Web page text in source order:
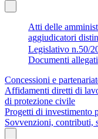
Atti delle
aggiudicatori
Legislativo n.50/
Documenti allegati
Concessioni e
Affidamenti diretti di
di protezione civile
Progetti di investimento
Sovvenzioni, contributi,